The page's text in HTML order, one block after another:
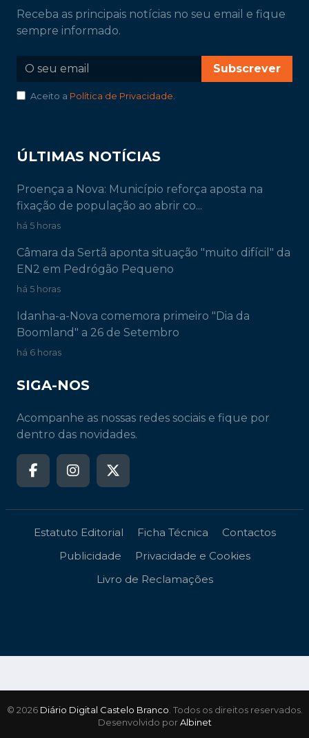
Receba as principais notícias no seu email e fique
sempre informado.
Subscrever
Aceito a Política de Privacidade
ÚLTIMAS NOTÍCIAS
Proença a Nova: Município reforça aposta na
fixação de população ao abrir co...
há 5 horas
Câmara da Sertã aponta situação "muito difícil" da
EN2 em Pedrógão Pequeno
há 5 horas
Idanha-a-Nova comemora primeiro "Dia da
Boomland" a 26 de Setembro
há 6 horas
SIGA-NOS
Acompanhe as nossas redes sociais e fique por
dentro das novidades.
Estatuto Editorial Ficha Técnica
Contactos
Publicidade
Privacidade e Cookies
Livro de Reclamações
© 2026 Diário Digital Castelo Branco . Todos os direitos reservados.
Desenvolvido porAlbinet